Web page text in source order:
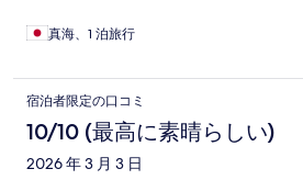
真海、1 泊旅行
宿泊者限定の口コミ
10/10 (最高に素晴らしい)
2026 年 3 月 3 日